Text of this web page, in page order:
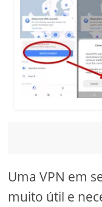
Uma VPN em
muito útil e